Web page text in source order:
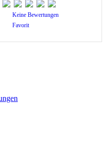
Keine Bewertungen
Favorit